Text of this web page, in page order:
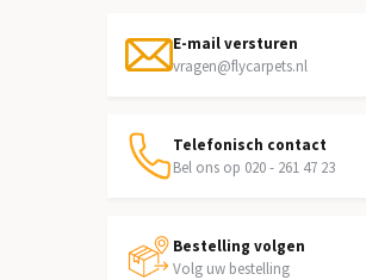
E-mail versturen
vragen@flycarpets.nl
Telefonisch contact
Bel ons op 020 - 261 47 23
Bestelling volgen
Volg uw bestelling